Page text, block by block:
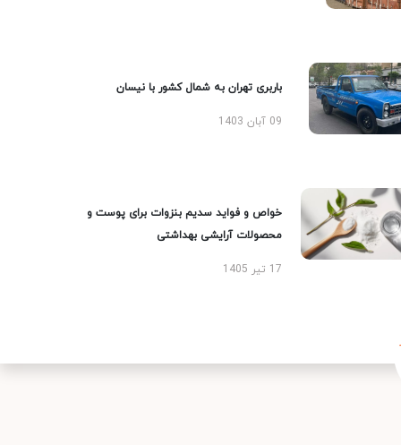
باربری تهران به شمال کشور با نیسان
09 آبان 1403
خواص و فواید سدیم بنزوات برای پوست و
محصولات آرایشی بهداشتی
17 تیر 1405